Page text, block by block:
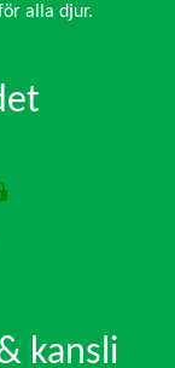
alla djur.
kansli